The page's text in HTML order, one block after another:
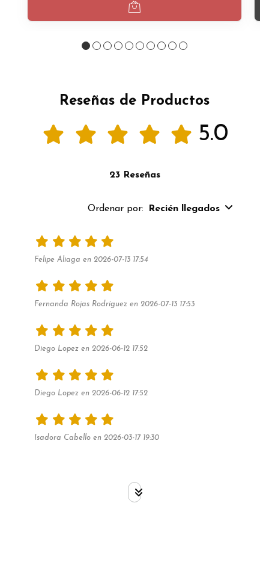
Reseñas de Productos
5.0
23 Reseñas
Ordenar por: Recién llegados
Felipe Aliaga en 2026-07-13 17:54
Fernanda Rojas Rodríguez en 2026-07-13 17:53
Diego Lopez en 2026-06-12 17:52
Diego Lopez en 2026-06-12 17:52
Isadora Cabello en 2026-03-17 19:30